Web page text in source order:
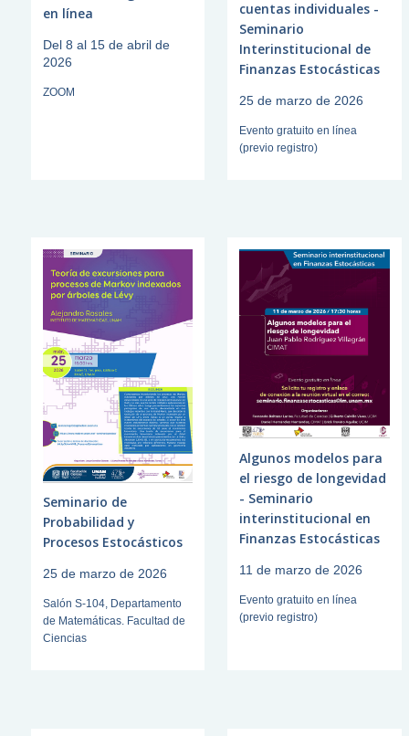
en línea
Del 8 al 15 de abril de
2026
ZOOM
cuentas individuales -
Seminario
Interinstitucional de
Finanzas Estocásticas
25 de marzo de 2026
Evento gratuito en línea
(previo registro)
Seminario de
Probabilidad y
Procesos Estocásticos
25 de marzo de 2026
Salón S-104, Departamento
de Matemáticas. Facultad de
Ciencias
Algunos modelos para
el riesgo de longevidad
- Seminario
interinstitucional en
Finanzas Estocásticas
11 de marzo de 2026
Evento gratuito en línea
(previo registro)